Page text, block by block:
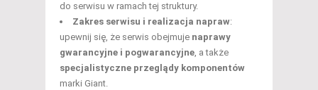
do serwisu w ramach tej struktury.
Zakres serwisu i realizacja napraw:
upewnij się, że serwis obejmuje naprawy
gwarancyjne i pogwarancyjne, a także
specjalistyczne przeglądy komponentów
marki Giant.